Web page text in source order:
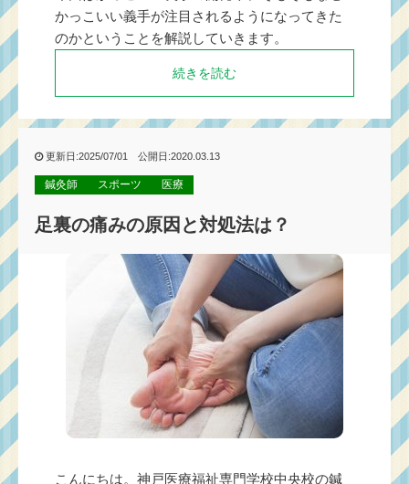
かっこいい義手が注目されるようになってきた
のかということを解説していきます。
続きを読む
更新日:2025/07/01 公開日:2020.03.13
鍼灸師 スポーツ 医療
足裏の痛みの原因と対処法は？
こんにちは。神戸医療福祉専門学校中央校の鍼